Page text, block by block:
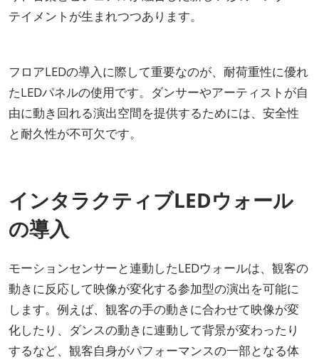
テイメントが生まれつつあります。
フロアLEDの導入に際して重要なのが、耐荷重性に優れ
たLEDパネルの使用です。ダンサーやアーティストが自
由に動き回れる演出空間を提供するためには、安全性
と耐久性が不可欠です。
インタラクティブLEDウォール
の導入
モーションセンサーと連動したLEDウォールは、観客の
動きに反応して映像が変化する参加型の演出を可能に
します。例えば、観客の手の動きに合わせて映像が変
化したり、ダンスの動きに連動して背景が変わったり
するなど、観客自身がパフォーマンスの一部となる体